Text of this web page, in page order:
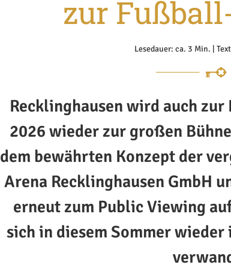
zur
Lesedauer: ca. 3 Min. |
Recklinghausen wird auch
2026 wieder zur großen
dem bewährten Konzept der
Arena Recklinghausen GmbH
erneut zum Public Viewing
sich in diesem Sommer